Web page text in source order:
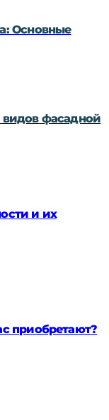
Основные
фасадной
и их
приобретают?